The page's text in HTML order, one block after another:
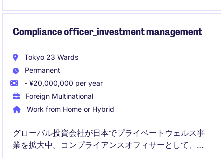
Compliance officer_investment management
Tokyo 23 Wards
Permanent
- ¥20,000,000 per year
Foreign Multinational
Work from Home or Hybrid
グローバル投資会社が日本でプライベートウェルス事
業を拡大中。コンプライアンスオフィサーとして、マ